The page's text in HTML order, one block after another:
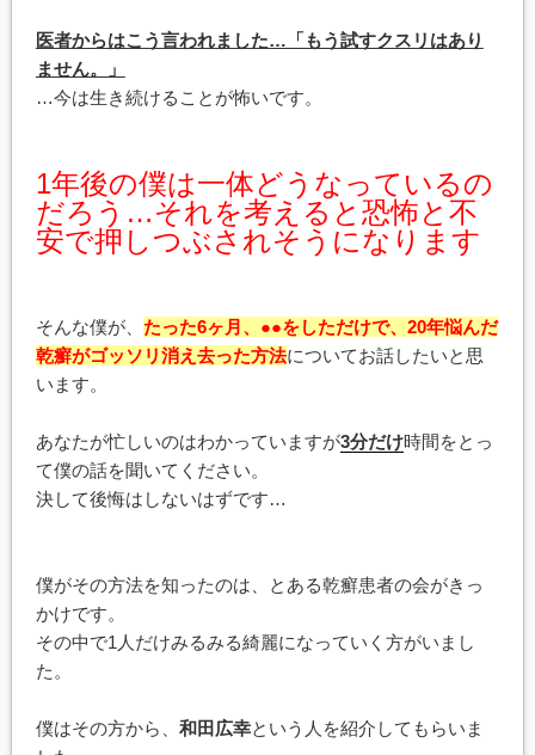
医者からはこう言われました…「もう試すクスリはあり
ません。」
…今は生き続けることが怖いです。
1年後の僕は一体どうなっているの
だろう…それを考えると恐怖と不
安で押しつぶされそうになります
そんな僕が、 たった6ヶ月、●●をしただけで、20年悩んだ
乾癬がゴッソリ消え去った方法についてお話したいと思
います。
あなたが忙しいのはわかっていますが3分だけ時間をとっ
て僕の話を聞いてください。
決して後悔はしないはずです…
僕がその方法を知ったのは、とある乾癬患者の会がきっ
かけです。
その中で1人だけみるみる綺麗になっていく方がいまし
た。
僕はその方から、 和田広幸という人を紹介してもらいま